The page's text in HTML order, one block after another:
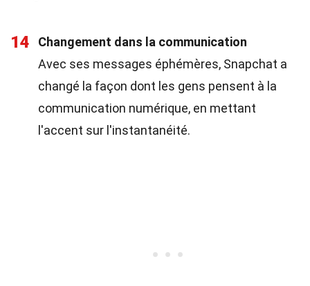
14
Changement dans la communication
Avec ses messages éphémères, Snapchat a
changé la façon dont les gens pensent à la
communication numérique, en mettant
l'accent sur l'instantanéité.